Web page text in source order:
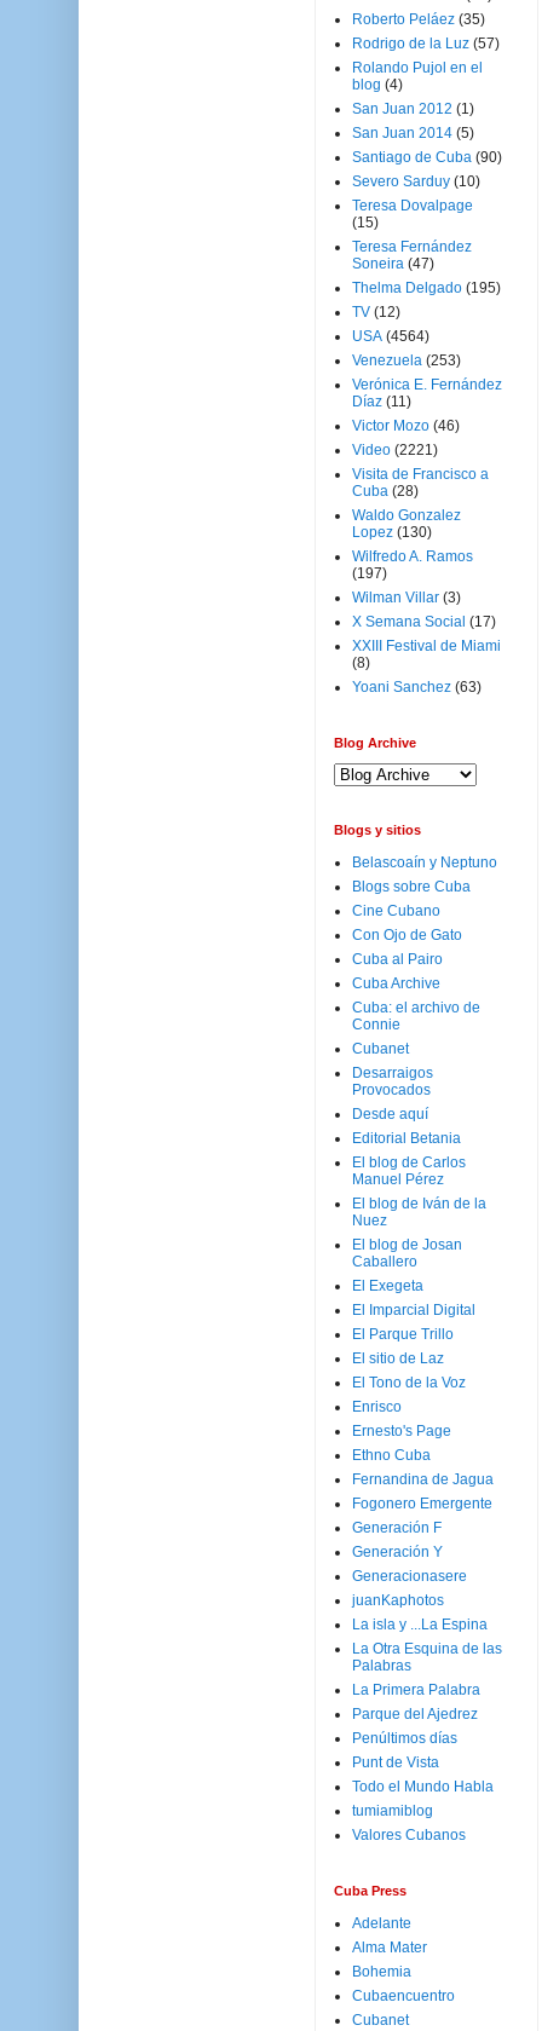
Roberto Peláez (35)
Rodrigo de la Luz (57)
Rolando Pujol en el
blog (4)
San Juan 2012 (1)
San Juan 2014 (5)
Santiago de Cuba (90)
Severo Sarduy (10)
Teresa Dovalpage
(15)
Teresa Fernández
Soneira (47)
Thelma Delgado (195)
TV (12)
USA (4564)
Venezuela (253)
Verónica E. Fernández
Díaz (11)
Victor Mozo (46)
Video (2221)
Visita de Francisco a
Cuba (28)
Waldo Gonzalez
Lopez (130)
Wilfredo A. Ramos
(197)
Wilman Villar (3)
X Semana Social (17)
XXIII Festival de Miami
(8)
Yoani Sanchez (63)
Blog Archive
Blogs y sitios
Belascoaín y Neptuno
Blogs sobre Cuba
Cine Cubano
Con Ojo de Gato
Cuba al Pairo
Cuba Archive
Cuba: el archivo de
Connie
Cubanet
Desarraigos
Provocados
Desde aquí
Editorial Betania
El blog de Carlos
Manuel Pérez
El blog de Iván de la
Nuez
El blog de Josan
Caballero
El Exegeta
El Imparcial Digital
El Parque Trillo
El sitio de Laz
El Tono de la Voz
Enrisco
Ernesto's Page
Ethno Cuba
Fernandina de Jagua
Fogonero Emergente
Generación F
Generación Y
Generacionasere
juanKaphotos
La isla y ...La Espina
La Otra Esquina de las
Palabras
La Primera Palabra
Parque del Ajedrez
Penúltimos días
Punt de Vista
Todo el Mundo Habla
tumiamiblog
Valores Cubanos
Cuba Press
Adelante
Alma Mater
Bohemia
Cubaencuentro
Cubanet